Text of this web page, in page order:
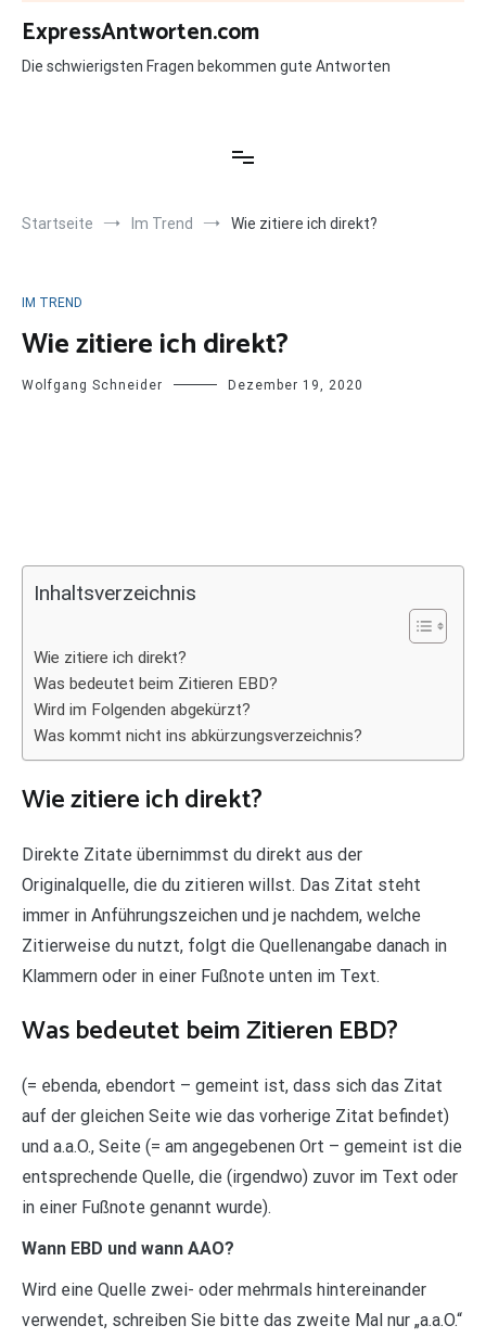
Zum
Inhalt
springen
ExpressAntworten.com
Die schwierigsten Fragen bekommen gute Antworten
Startseite Im Trend Wie zitiere ich direkt?
IM TREND
Wie zitiere ich direkt?
Wolfgang Schneider Dezember 19, 2020
Inhaltsverzeichnis
Wie zitiere ich direkt?
Was bedeutet beim Zitieren EBD?
Wird im Folgenden abgekürzt?
Was kommt nicht ins abkürzungsverzeichnis?
Wie zitiere ich direkt?
Direkte Zitate übernimmst du direkt aus der
Originalquelle, die du zitieren willst. Das Zitat steht
immer in Anführungszeichen und je nachdem, welche
Zitierweise du nutzt, folgt die Quellenangabe danach in
Klammern oder in einer Fußnote unten im Text.
Was bedeutet beim Zitieren EBD?
(= ebenda, ebendort – gemeint ist, dass sich das Zitat
auf der gleichen Seite wie das vorherige Zitat befindet)
und a.a.O., Seite (= am angegebenen Ort – gemeint ist die
entsprechende Quelle, die (irgendwo) zuvor im Text oder
in einer Fußnote genannt wurde).
Wann EBD und wann AAO?
Wird eine Quelle zwei- oder mehrmals hintereinander
verwendet, schreiben Sie bitte das zweite Mal nur „a.a.O.“